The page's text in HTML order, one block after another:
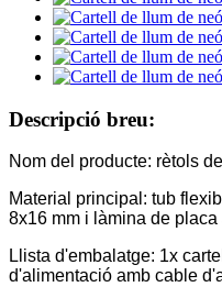
Descripció breu:
Nom del producte: rètols
Material principal: tub
8x16 mm i làmina de
Llista d'embalatge: 1x
d'alimentació amb cable